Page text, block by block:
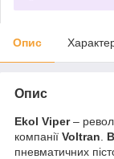
Опис
Опис
Ekol Viper–
компанії Voltran
пневматичних